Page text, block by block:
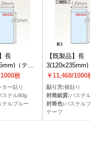
長
（テー
枚
ター貼り
ステル80g
テルブルー
【既製品】長
3(120x235mm)（
プ）
￥11,468/1000枚
貼り方:横貼り
封筒紙質:パステル80g
封筒色:パステルブル
テープ